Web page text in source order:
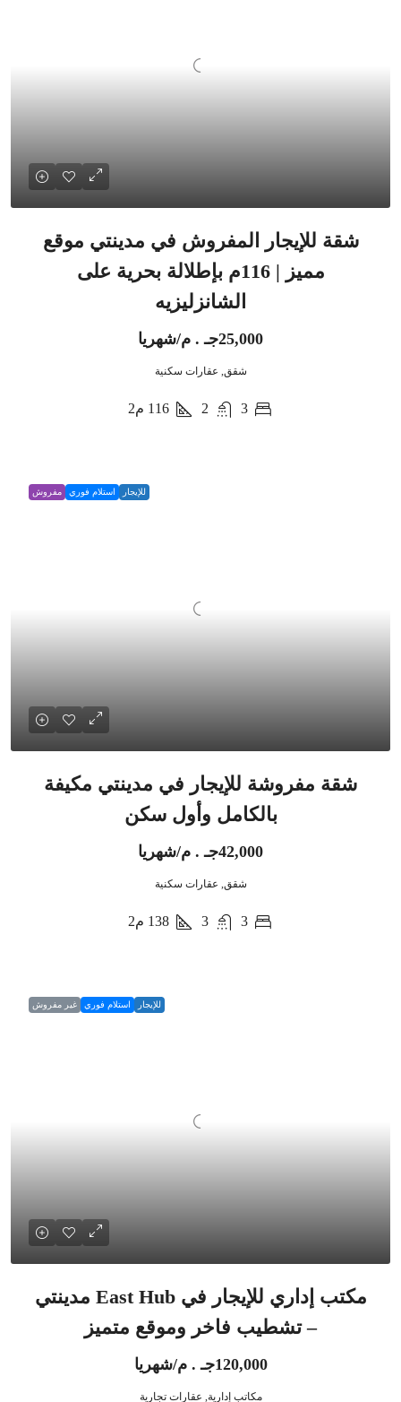
شقة للإيجار المفروش في مدينتي موقع
مميز | 116م بإطلالة بحرية على
الشانزليزيه
25,000جـ . م/شهريا
شقق, عقارات سكنية
3
2
116 م2
للإيجار استلام فوري مفروش
شقة مفروشة للإيجار في مدينتي مكيفة
بالكامل وأول سكن
42,000جـ . م/شهريا
شقق, عقارات سكنية
3
3
138 م2
للإيجار استلام فوري غير مفروش
مكتب إداري للإيجار في East Hub مدينتي
– تشطيب فاخر وموقع متميز
120,000جـ . م/شهريا
مكاتب إدارية, عقارات تجارية